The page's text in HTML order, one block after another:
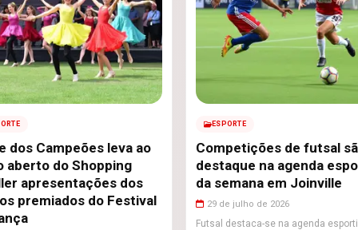
dos Campeões leva ao
aberto do Shopping
apresentações dos
premiados do Festival
ESPORTE
Competições de futsal
destaque na agenda
da semana em Joinville
29 de julho de 2026
Futsal destaca-se na agenda